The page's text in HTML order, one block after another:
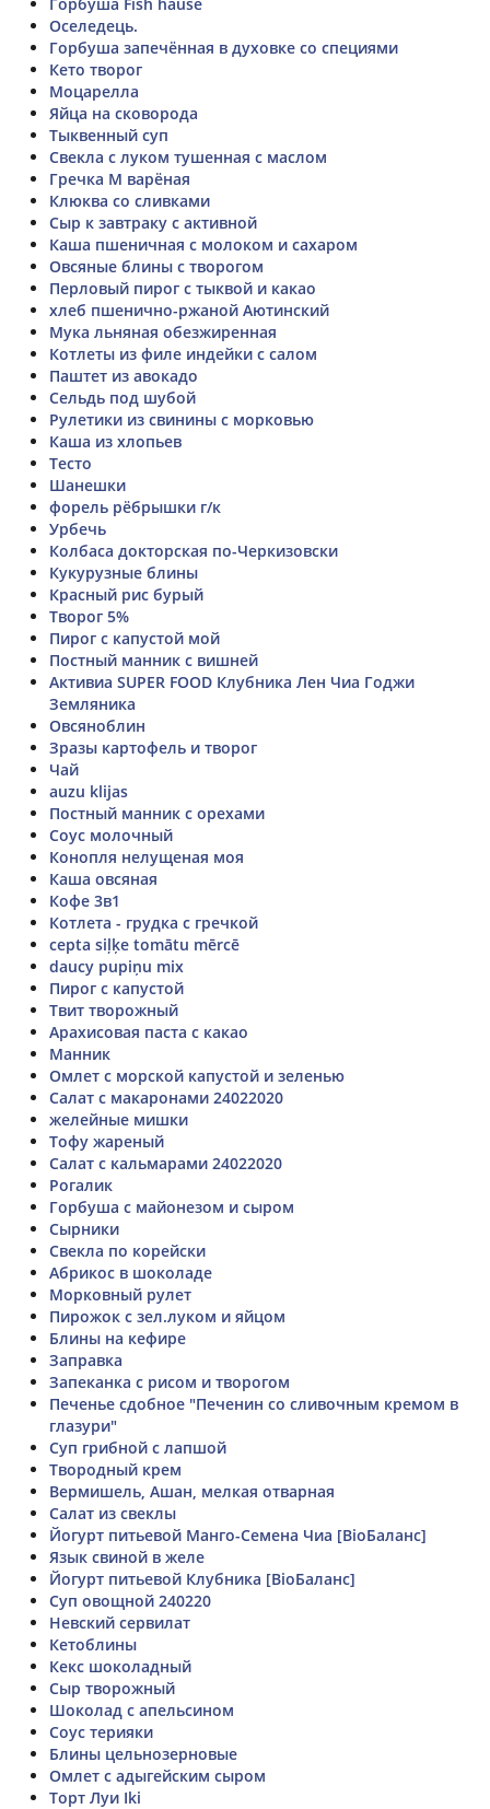
Оселедець.
Горбуша запечённая в духовке со специями
Кето творог
Моцарелла
Яйца на сковорода
Тыквенный суп
Свекла с луком тушенная с маслом
Гречка М варёная
Клюква со сливками
Сыр к завтраку с активной
Каша пшеничная с молоком и сахаром
Овсяные блины с творогом
Перловый пирог с тыквой и какао
хлеб пшенично-ржаной Аютинский
Мука льняная обезжиренная
Котлеты из филе индейки с салом
Паштет из авокадо
Сельдь под шубой
Рулетики из свинины с морковью
Каша из хлопьев
Тесто
Шанешки
форель рёбрышки г/к
Урбечь
Колбаса докторская по-Черкизовски
Кукурузные блины
Красный рис бурый
Творог 5%
Пирог с капустой мой
Постный манник с вишней
Активиа SUPER FOOD Клубника Лен Чиа Годжи
Земляника
Овсяноблин
Зразы картофель и творог
Чай
auzu klijas
Постный манник с орехами
Соус молочный
Конопля нелущеная моя
Каша овсяная
Кофе 3в1
Котлета - грудка с гречкой
cepta siļķe tomātu mērcē
daucy pupiņu mix
Пирог с капустой
Твит творожный
Арахисовая паста с какао
Манник
Омлет с морской капустой и зеленью
Салат с макаронами 24022020
желейные мишки
Тофу жареный
Салат с кальмарами 24022020
Рогалик
Горбуша с майонезом и сыром
Сырники
Свекла по корейски
Абрикос в шоколаде
Морковный рулет
Пирожок с зел.луком и яйцом
Блины на кефире
Заправка
Запеканка с рисом и творогом
Печенье сдобное "Печенин со сливочным кремом в
глазури"
Суп грибной с лапшой
Твородный крем
Вермишель, Ашан, мелкая отварная
Салат из свеклы
Йогурт питьевой Манго-Семена Чиа [BioБаланс]
Язык свиной в желе
Йогурт питьевой Клубника [BioБаланс]
Суп овощной 240220
Невский сервилат
Кетоблины
Кекс шоколадный
Сыр творожный
Шоколад с апельсином
Соус терияки
Блины цельнозерновые
Омлет с адыгейским сыром
Торт Луи Iki